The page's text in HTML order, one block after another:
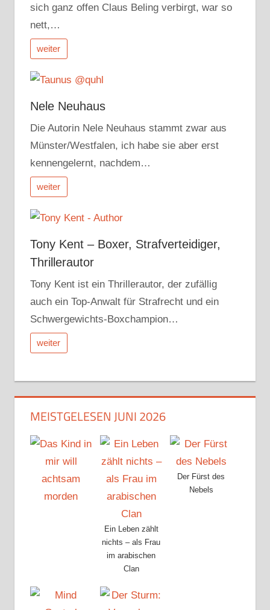
sich ganz offen Claus Beling verbirgt, war so
nett,…
weiter
Nele Neuhaus
Die Autorin Nele Neuhaus stammt zwar aus
Münster/Westfalen, ich habe sie aber erst
kennengelernt, nachdem…
weiter
Tony Kent – Boxer, Strafverteidiger,
Thrillerautor
Tony Kent ist ein Thrillerautor, der zufällig
auch ein Top-Anwalt für Strafrecht und ein
Schwergewichts-Boxchampion…
weiter
MEISTGELESEN JUNI 2026
Ein Leben zählt
nichts – als Frau
im arabischen
Clan
Der Fürst des
Nebels